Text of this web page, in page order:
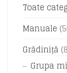
Toate
Manuale
Grădiniță
Grupa